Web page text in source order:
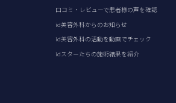
口コミ・レビューで患者様の声を確認
id美容外科からのお知らせ
id美容外科の活動を動画でチェック
idスターたちの施術結果を紹介